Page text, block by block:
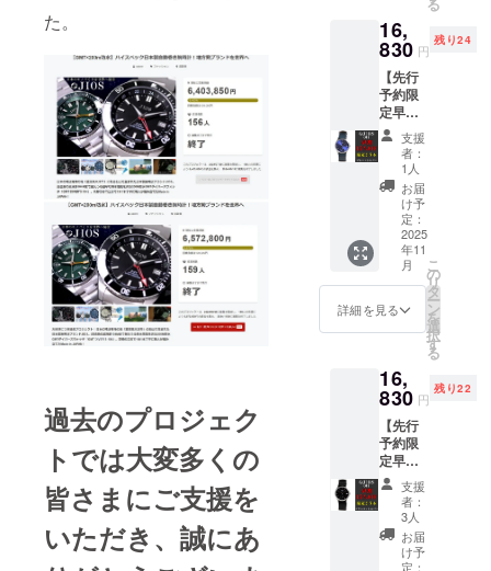
た。
過去のプロジェク
トでは大変多くの
皆さまにご支援を
いただき、誠にあ
「祝・
結婚20
周年」
※10文字
まで ※
字体は
ゴシッ
ク体
（英数
字）に
なりま
す ※デ
ザイン
性のあ
る刻印
ませ
ん。 ※
が掛か
る場合
がござ
いま
す。 ※
レイア
ウト指
示はで
きませ
ん。 ※
当店に
購入は
出来ま
※備考欄
にご希
望の文
字をご
入力く
ださい
ませ。
栃木レ
ザーの
革ベル
トの裏
側に記
念日や
名前な
とが可
能で
す。 例
「MAK
OTO.T
」
「JIOS
☆」な
10文字
まで ※
本製腕
時計
クォー
ツ ス
モール
セコン
ド 栃木
レザー
バンド
カ
ラー：
ブラッ
ク×ベー
ジュ
栃木レ
ザー 本
革ベル
本 付属
品：専
クス、
保証書
※弊社送
料負担
軽減の
ためク
リック
ポスト
る
16,
830 円
残り24
【先行
予約限
定早割
15％オ
フ】限
定25
本！ス
モール
セコン
ド 日本
製腕時
計 ブ
ルー×シ
ルバー
JIOS
時計
クォー
ツ ス
モール
セコン
ド 栃木
レザー
バンド
ラー：
ブルー×
支援
者：
1人
お届
け予
定：
2025
年11
月
詳細を見る
こ
の
リ
タ
ー
ン
を
選
択
す
る
16,
830 円
残り22
【先行
予約限
定早割
15％オ
フ】限
定25
本！ス
モール
セコン
支援
者：
3人
お届
け予
定：